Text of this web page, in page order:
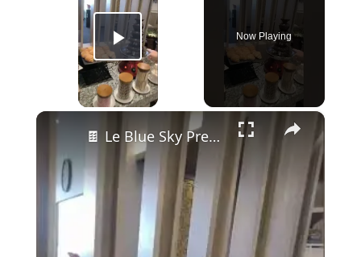
Play Video
Now Playing
×
🍫 Le Blue Sky Première Lounge de Bali — Bière pression, buffet indonésien et fontaine à chocolat 😱🇮🇩